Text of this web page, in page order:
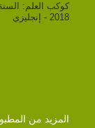
كوكب العلم:
2018 - إنجليزي
المزيد من